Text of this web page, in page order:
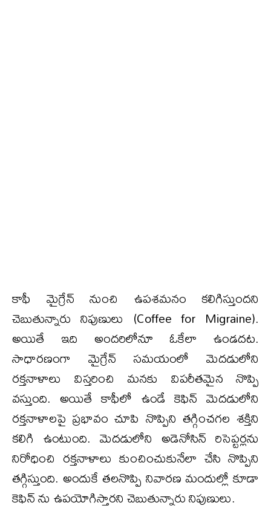
కాఫీ మైగ్రేన్ నుంచి ఉపశమనం కలిగిస్తుందని
చెబుతున్నారు నిపుణులు (Coffee for Migraine).
అయితే ఇది అందరిలోనూ ఓకేలా ఉండదట.
సాధారణంగా మైగ్రేన్ సమయంలో మెదడులోని
రక్తనాళాలు విస్తరించి మనకు విపరీతమైన నొప్పి
వస్తుంది. అయితే కాఫీలో ఉండే కెఫిన్ మెదడులోని
రక్తనాళాలపై ప్రభావం చూపి నొప్పిని తగ్గించగల శక్తిని
కలిగి ఉంటుంది. మెదడులోని అడెనోసిన్ రిసెప్టర్లను
నిరోధించి రక్తనాళాలు కుంచించుకునేలా చేసి నొప్పిని
తగ్గిస్తుంది. అందుకే తలనొప్పి నివారణ మందుల్లో కూడా
కెఫిన్ ను ఉపయోగిస్తారని చెబుతున్నారు నిపుణులు.